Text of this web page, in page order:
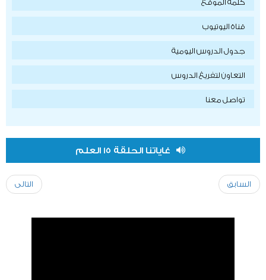
كلمة الموقع
قناة اليوتيوب
جدول الدروس اليومية
التعاون لتفريغ الدروس
تواصل معنا
غاياتنا الحلقة 15 العلم
السابق التالى